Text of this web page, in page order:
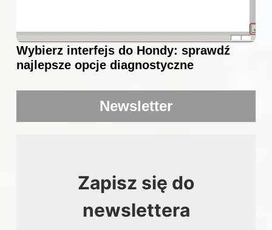
Wybierz interfejs do Hondy: sprawdź
najlepsze opcje diagnostyczne
Newsletter
Zapisz się do
newslettera